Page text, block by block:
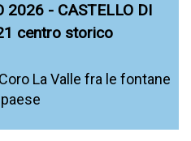
2026 - CASTELLO DI
centro storico
La Valle fra le fontane